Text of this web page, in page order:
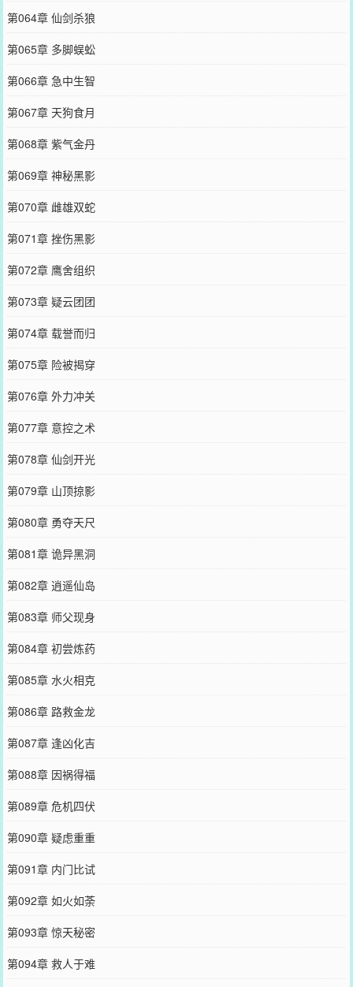
第064章 仙剑杀狼
第065章 多脚蜈蚣
第066章 急中生智
第067章 天狗食月
第068章 紫气金丹
第069章 神秘黑影
第070章 雌雄双蛇
第071章 挫伤黑影
第072章 鹰舍组织
第073章 疑云团团
第074章 载誉而归
第075章 险被揭穿
第076章 外力冲关
第077章 意控之术
第078章 仙剑开光
第079章 山顶掠影
第080章 勇夺天尺
第081章 诡异黑洞
第082章 逍遥仙岛
第083章 师父现身
第084章 初尝炼药
第085章 水火相克
第086章 路救金龙
第087章 逢凶化吉
第088章 因祸得福
第089章 危机四伏
第090章 疑虑重重
第091章 内门比试
第092章 如火如荼
第093章 惊天秘密
第094章 救人于难